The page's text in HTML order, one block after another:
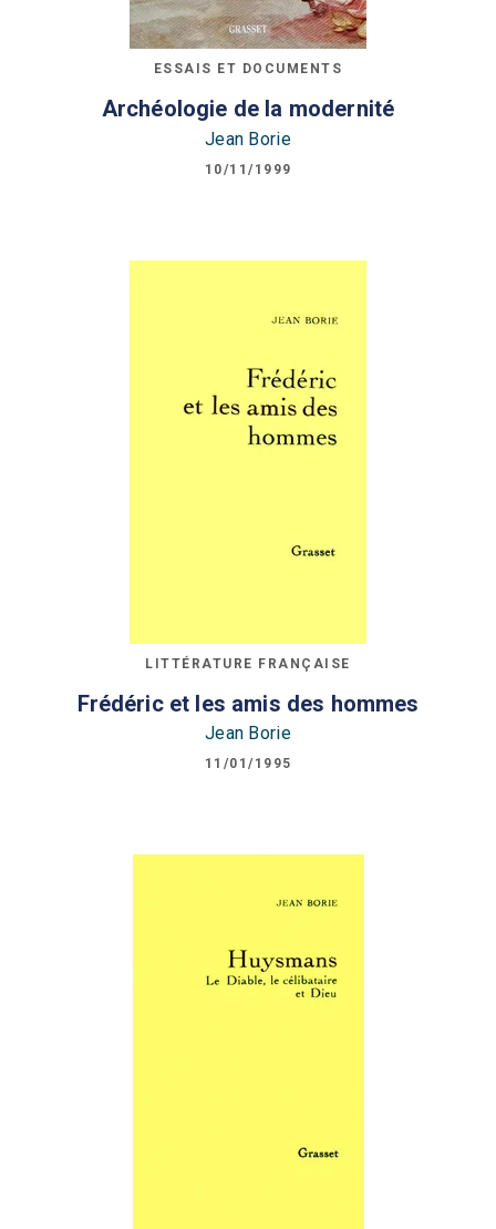
ESSAIS ET DOCUMENTS
Archéologie de la modernité
Jean Borie
10/11/1999
LITTÉRATURE FRANÇAISE
Frédéric et les amis des hommes
Jean Borie
11/01/1995